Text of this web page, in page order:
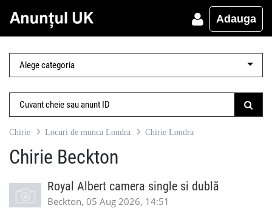
Adauga
Chirie Locuri de munca Londra Chirie Londra
Chirie Beckton
Royal Albert camera single si dublă
Beckton, 05 Aug 2026, 14:51